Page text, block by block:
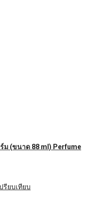
ม (ขนาด 88 ml) Perfume
รียบเทียบ